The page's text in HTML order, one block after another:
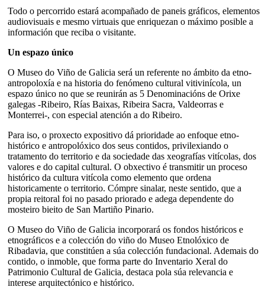
Todo o percorrido estará acompañado de paneis gráficos, elementos
audiovisuais e mesmo virtuais que enriquezan o máximo posible a
información que reciba o visitante.
Un espazo único
O Museo do Viño de Galicia será un referente no ámbito da etno-
antropoloxía e na historia do fenómeno cultural vitivinícola, un
espazo único no que se reunirán as 5 Denominacións de Orixe
galegas -Ribeiro, Rías Baixas, Ribeira Sacra, Valdeorras e
Monterrei-, con especial atención a do Ribeiro.
Para iso, o proxecto expositivo dá prioridade ao enfoque etno-
histórico e antropolóxico dos seus contidos, privilexiando o
tratamento do territorio e da sociedade das xeografías vitícolas, dos
valores e do capital cultural. O obxectivo é transmitir un proceso
histórico da cultura vitícola como elemento que ordena
historicamente o territorio. Cómpre sinalar, neste sentido, que a
propia reitoral foi no pasado priorado e adega dependente do
mosteiro bieito de San Martiño Pinario.
O Museo do Viño de Galicia incorporará os fondos históricos e
etnográficos e a colección do viño do Museo Etnolóxico de
Ribadavia, que constitúen a súa colección fundacional. Ademais do
contido, o inmoble, que forma parte do Inventario Xeral do
Patrimonio Cultural de Galicia, destaca pola súa relevancia e
interese arquitectónico e histórico.